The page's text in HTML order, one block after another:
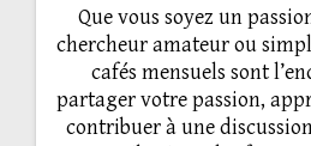
Que vous soyez un
chercheur amateur ou
cafés mensuels sont
partager votre passion,
contribuer à une